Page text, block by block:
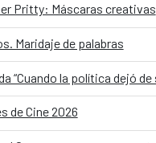
Pritty: Máscaras creativas
Maridaje de palabras
de Cine 2026